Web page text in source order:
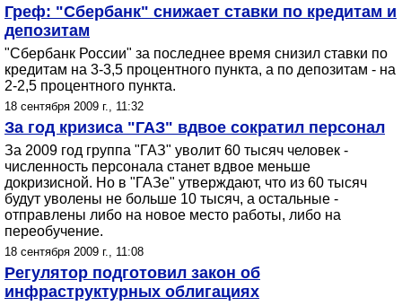
Греф: "Сбербанк" снижает ставки по кредитам и
депозитам
"Сбербанк России" за последнее время снизил ставки по
кредитам на 3-3,5 процентного пункта, а по депозитам - на
2-2,5 процентного пункта.
18 сентября 2009 г., 11:32
За год кризиса "ГАЗ" вдвое сократил персонал
За 2009 год группа "ГАЗ" уволит 60 тысяч человек -
численность персонала станет вдвое меньше
докризисной. Но в "ГАЗе" утверждают, что из 60 тысяч
будут уволены не больше 10 тысяч, а остальные -
отправлены либо на новое место работы, либо на
переобучение.
18 сентября 2009 г., 11:08
Регулятор подготовил закон об
инфраструктурных облигациях